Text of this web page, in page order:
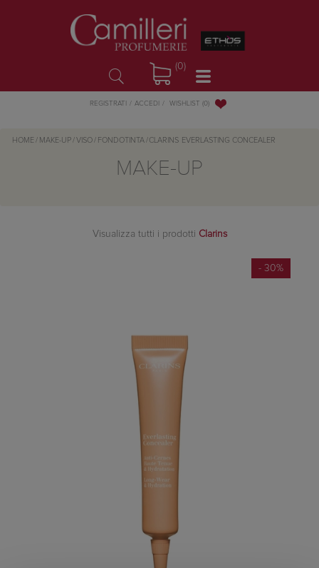
(0)
REGISTRATI ACCEDI WISHLIST (0)
HOME / MAKE-UP / VISO / FONDOTINTA / CLARINS EVERLASTING CONCEALER
MAKE-UP
Visualizza tutti i prodotti Clarins
- 30%